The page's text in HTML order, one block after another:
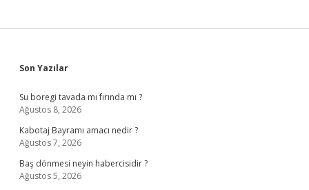
Sidebar
Son Yazılar
Su boregi tavada mı fırında mı ?
Ağustos 8, 2026
Kabotaj Bayramı amacı nedir ?
Ağustos 7, 2026
Baş dönmesi neyin habercisidir ?
Ağustos 5, 2026